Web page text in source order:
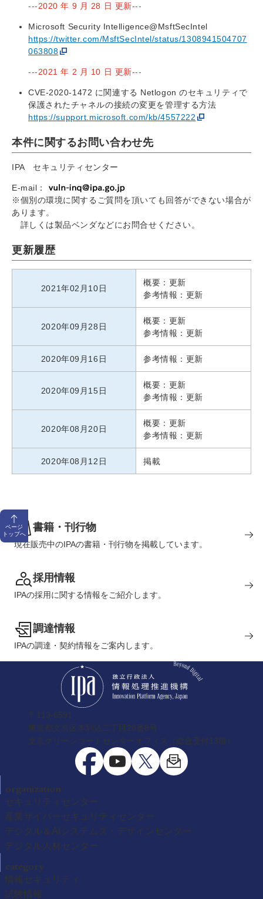
---2020 年 9 月 28 日 更新---
Microsoft Security Intelligence@MsftSecIntel
https://twitter.com/MsftSecIntel/status/1308941504707
063808
---2021 年 2 月 10 日 更新---
CVE-2020-1472 に関連する Netlogon のセキュリティで
保護されたチャネルの接続の変更を管理する方法
https://support.microsoft.com/kb/4557222
本件に関するお問い合わせ先
IPA セキュリティセンター
E-mail：
※個別の環境に関するご質問を頂いても回答ができない場合が
あります。
詳しくは製品ベンダなどにお問合せください。
更新履歴
2021年02月10日
概要：更新
参考情報：更新
2020年09月28日
概要：更新
参考情報：更新
2020年09月16日 参考情報：更新
2020年09月15日
概要：更新
参考情報：更新
2020年08月20日
概要：更新
参考情報：更新
2020年08月12日 掲載
ページ
トップへ
書籍・刊行物
現在販売中のIPAの書籍・刊行物を掲載しています。
採用情報
IPAの採用に関する情報をご紹介します。
調達情報
IPAの調達・契約情報をご案内します。
〒113-6591
東京都文京区本駒込二丁目28番8号
文京グリーンコートセンターオフィス（総合受付13階）
organization
セキュリティセンター
産業サイバーセキュリティセンター
デジタル＆AIシステムズ・デザインセンター
デジタル人材センター
category
情報セキュリティ
試験情報